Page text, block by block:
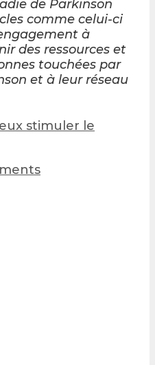
de Parkinson
comme celui-ci
à
des ressources et
touchées par
et à leur réseau
stimuler le